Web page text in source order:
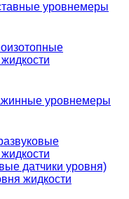
уровнемеры
уровнемеры
датчики уровня)
жидкости